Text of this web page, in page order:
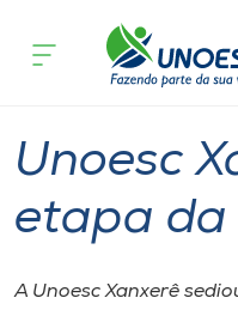
Cursos
Pesquisa
acontece
Unoesc
etapa da
A Unoesc Xanxerê